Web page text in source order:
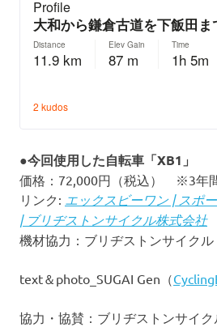
●今回使用した自転車「XB1」
価格：72,000円（税込） ※3年
リンク: エックスビーワン | スポ
| ブリヂストンサイクル株式会社
機材協力：ブリヂストンサイクル
text＆photo_SUGAI Gen（
協力・協賛：ブリヂストンサイ